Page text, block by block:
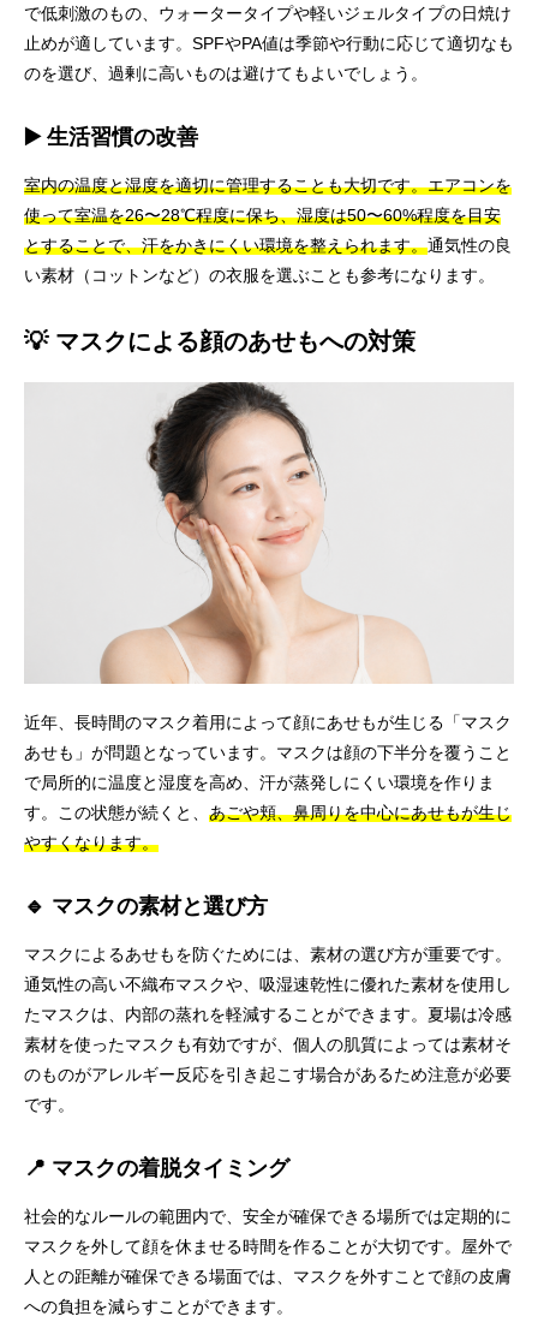
で低刺激のもの、ウォータータイプや軽いジェルタイプの日焼け
止めが適しています。SPFやPA値は季節や行動に応じて適切なも
のを選び、過剰に高いものは避けてもよいでしょう。
▶️ 生活習慣の改善
室内の温度と湿度を適切に管理することも大切です。エアコンを
使って室温を26〜28℃程度に保ち、湿度は50〜60%程度を目安
とすることで、汗をかきにくい環境を整えられます。通気性の良
い素材（コットンなど）の衣服を選ぶことも参考になります。
💡 マスクによる顔のあせもへの対策
近年、長時間のマスク着用によって顔にあせもが生じる「マスク
あせも」が問題となっています。マスクは顔の下半分を覆うこと
で局所的に温度と湿度を高め、汗が蒸発しにくい環境を作りま
す。この状態が続くと、 あごや頬、鼻周りを中心にあせもが生じ
やすくなります。
🔹 マスクの素材と選び方
マスクによるあせもを防ぐためには、素材の選び方が重要です。
通気性の高い不織布マスクや、吸湿速乾性に優れた素材を使用し
たマスクは、内部の蒸れを軽減することができます。夏場は冷感
素材を使ったマスクも有効ですが、個人の肌質によっては素材そ
のものがアレルギー反応を引き起こす場合があるため注意が必要
です。
📍 マスクの着脱タイミング
社会的なルールの範囲内で、安全が確保できる場所では定期的に
マスクを外して顔を休ませる時間を作ることが大切です。屋外で
人との距離が確保できる場面では、マスクを外すことで顔の皮膚
への負担を減らすことができます。